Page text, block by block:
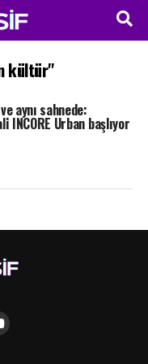
kültür"
aynı sahnede:
Urban başlıyor